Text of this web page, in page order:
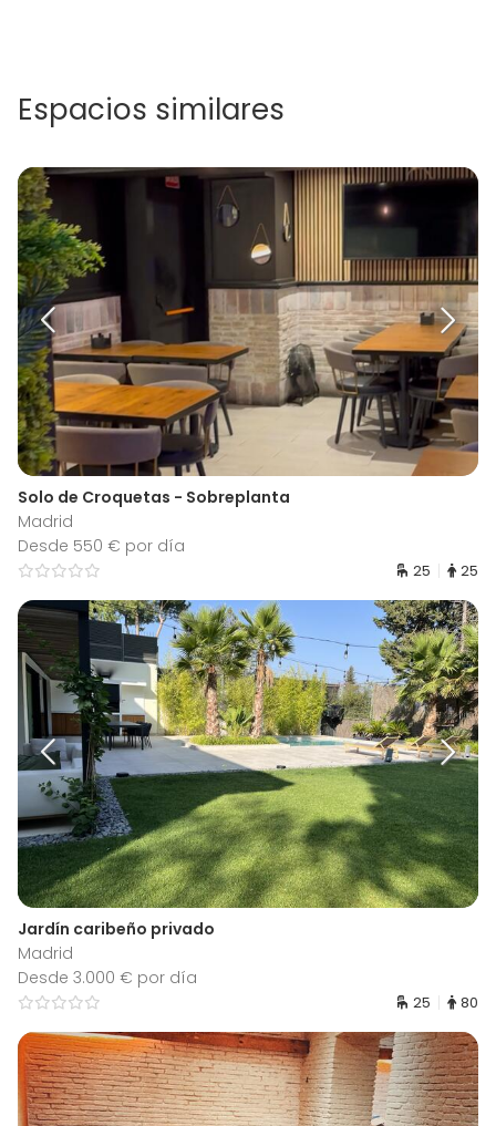
Espacios similares
Solo de Croquetas - Sobreplanta
Madrid
Desde 550 € por día
25 25
Jardín caribeño privado
Madrid
Desde 3.000 € por día
25 80